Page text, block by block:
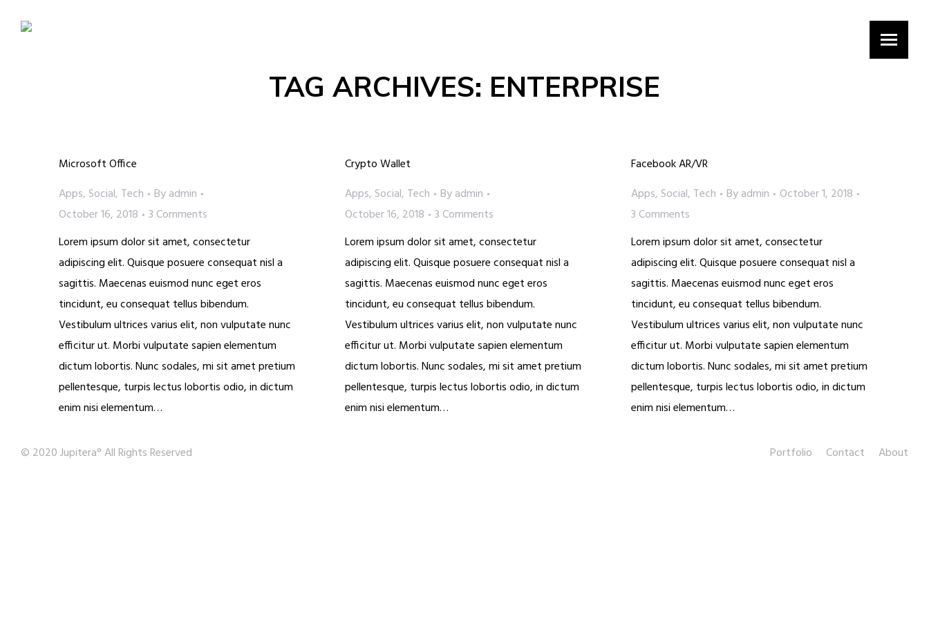
TAG ARCHIVES: ENTERPRISE
Microsoft Office
Apps, Social, Tech Byadmin
October 16, 2018
3 Comments
Lorem ipsum dolor sit amet, consectetur
adipiscing elit. Quisque posuere consequat nisl a
sagittis. Maecenas euismod nunc eget eros
tincidunt, eu consequat tellus bibendum.
Vestibulum ultrices varius elit, non vulputate nunc
efficitur ut. Morbi vulputate sapien elementum
dictum lobortis. Nunc sodales, mi sit amet pretium
pellentesque, turpis lectus lobortis odio, in dictum
enim nisi elementum…
Crypto Wallet
Apps, Social, Tech Byadmin
October 16, 2018
3 Comments
Lorem ipsum dolor sit amet, consectetur
adipiscing elit. Quisque posuere consequat nisl a
sagittis. Maecenas euismod nunc eget eros
tincidunt, eu consequat tellus bibendum.
Vestibulum ultrices varius elit, non vulputate nunc
efficitur ut. Morbi vulputate sapien elementum
dictum lobortis. Nunc sodales, mi sit amet pretium
pellentesque, turpis lectus lobortis odio, in dictum
enim nisi elementum…
Facebook AR/VR
Apps, Social, Tech Byadmin
October 1, 2018
3 Comments
Lorem ipsum dolor sit amet, consectetur
adipiscing elit. Quisque posuere consequat nisl a
sagittis. Maecenas euismod nunc eget eros
tincidunt, eu consequat tellus bibendum.
Vestibulum ultrices varius elit, non vulputate nunc
efficitur ut. Morbi vulputate sapien elementum
dictum lobortis. Nunc sodales, mi sit amet pretium
pellentesque, turpis lectus lobortis odio, in dictum
enim nisi elementum…
© 2020 Jupitera° All Rights Reserved Portfolio Contact About